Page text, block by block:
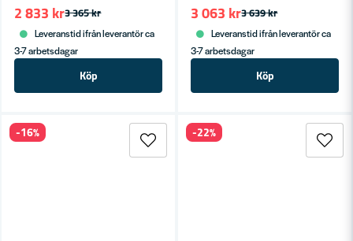
3 365 kr
2 833 kr
Leveranstid ifrån leverantör ca
3-7 arbetsdagar
Köp
3 639 kr
3 063 kr
Leveranstid ifrån leverantör ca
3-7 arbetsdagar
Köp
-16% -22%